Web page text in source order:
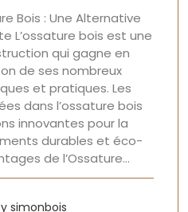
Bois : Une Alternative
L’ossature bois est une
qui gagne en
de ses nombreux
et pratiques. Les
dans l’ossature bois
innovantes pour la
durables et éco-
de l’Ossature…
simonbois